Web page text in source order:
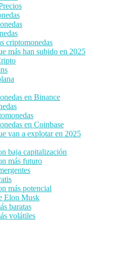
criptomonedas
más han subido en 2025
en Binance
en Coinbase
van a explotar en 2025
baja capitalización
más futuro
más potencial
Elon Musk
baratas
volátiles